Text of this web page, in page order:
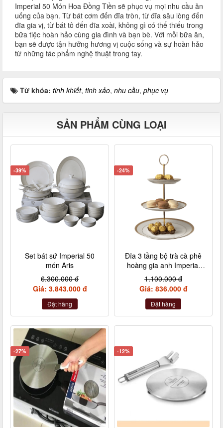
Imperial 50 Món Hoa Đồng Tiền sẽ phục vụ mọi nhu cầu ăn
uống của bạn. Từ bát cơm đến đĩa tròn, từ đĩa sâu lòng đến
đĩa gia vị, từ bát tô đến đĩa xoài, không gì có thể thiếu trong
bữa tiệc hoàn hảo cùng gia đình và bạn bè. Với mỗi bữa ăn,
bạn sẽ được tận hưởng hương vị cuộc sống và sự hoàn hảo
từ những tác phẩm nghệ thuật trong tay.
Từ khóa: tinh khiết, tinh xảo, nhu cầu, phục vụ
SẢN PHẨM CÙNG LOẠI
-39%
Set bát sứ Imperial 50
món Aris
6.300.000 đ
Giá: 3.843.000 đ
Đặt hàng
-24%
Đĩa 3 tầng bộ trà cà phê
hoàng gia anh Imperial
London size to
1.100.000 đ
Giá: 836.000 đ
Đặt hàng
-27% -12%